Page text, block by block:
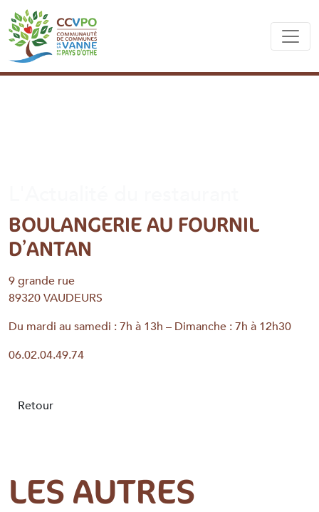
BOULANGERIE AU FOURNIL
D’ANTAN
9 grande rue
89320 VAUDEURS
Du mardi au samedi : 7h à 13h – Dimanche : 7h à 12h30
06.02.04.49.74
Retour
LES AUTRES